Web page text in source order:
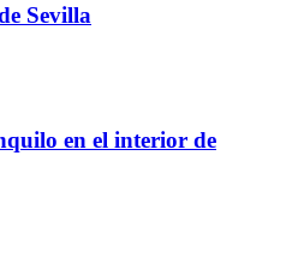
Sevilla
en el interior de